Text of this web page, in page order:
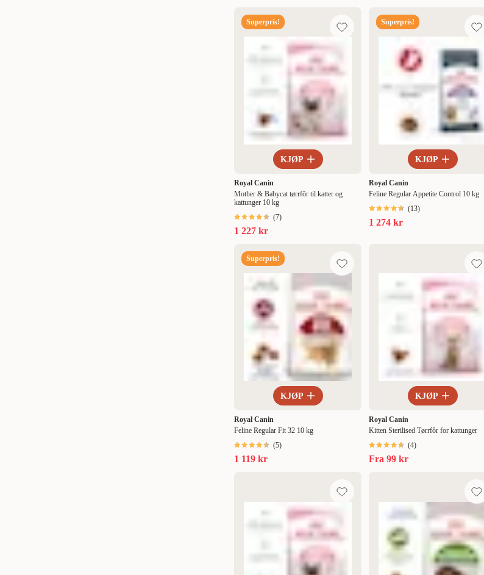
Superpris!
KJØP
Royal Canin
Mother & Babycat tørrfôr til katter og
kattunger 10 kg
(7)
1 227 kr
Superpris!
KJØP
Royal Canin
Feline Regular Appetite Control 10 kg
(13)
1 274 kr
Superpris!
KJØP
Royal Canin
Feline Regular Fit 32 10 kg
(5)
1 119 kr
KJØP
Royal Canin
Kitten Sterilised Tørrfôr for kattunger
(4)
Fra 99 kr